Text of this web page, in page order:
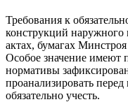
Требования к
конструкций
актах, бумагах
Особое значение имеют
нормативы
проанализировать
обязательно учесть.